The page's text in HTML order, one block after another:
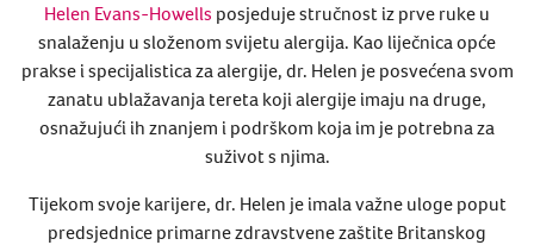
Helen Evans-Howells posjeduje stručnost iz prve ruke u
snalaženju u složenom svijetu alergija. Kao liječnica opće
prakse i specijalistica za alergije, dr. Helen je posvećena svom
zanatu ublažavanja tereta koji alergije imaju na druge,
osnažujući ih znanjem i podrškom koja im je potrebna za
suživot s njima.
Tijekom svoje karijere, dr. Helen je imala važne uloge poput
predsjednice primarne zdravstvene zaštite Britanskog